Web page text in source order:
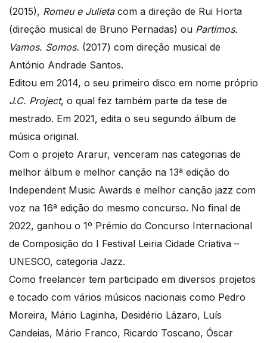
(2015), Romeu e Julietacom a direção de Rui Horta
(direção musical de Bruno Pernadas) ou Partimos.
Vamos. Somos. (2017) com direção musical de
António Andrade Santos.
Editou em 2014, o seu primeiro disco em nome próprio
J.C. Project, o qual fez também parte da tese de
mestrado. Em 2021, edita o seu segundo álbum de
música original.
Com o projeto Ararur, venceram nas categorias de
melhor álbum e melhor canção na 13ª edição do
Independent Music Awards e melhor canção jazz com
voz na 16ª edição do mesmo concurso. No final de
2022, ganhou o 1º Prémio do Concurso Internacional
de Composição do I Festival Leiria Cidade Criativa –
UNESCO, categoria Jazz.
Como freelancer tem participado em diversos projetos
e tocado com vários músicos nacionais como Pedro
Moreira, Mário Laginha, Desidério Lázaro, Luís
Candeias, Mário Franco, Ricardo Toscano, Óscar